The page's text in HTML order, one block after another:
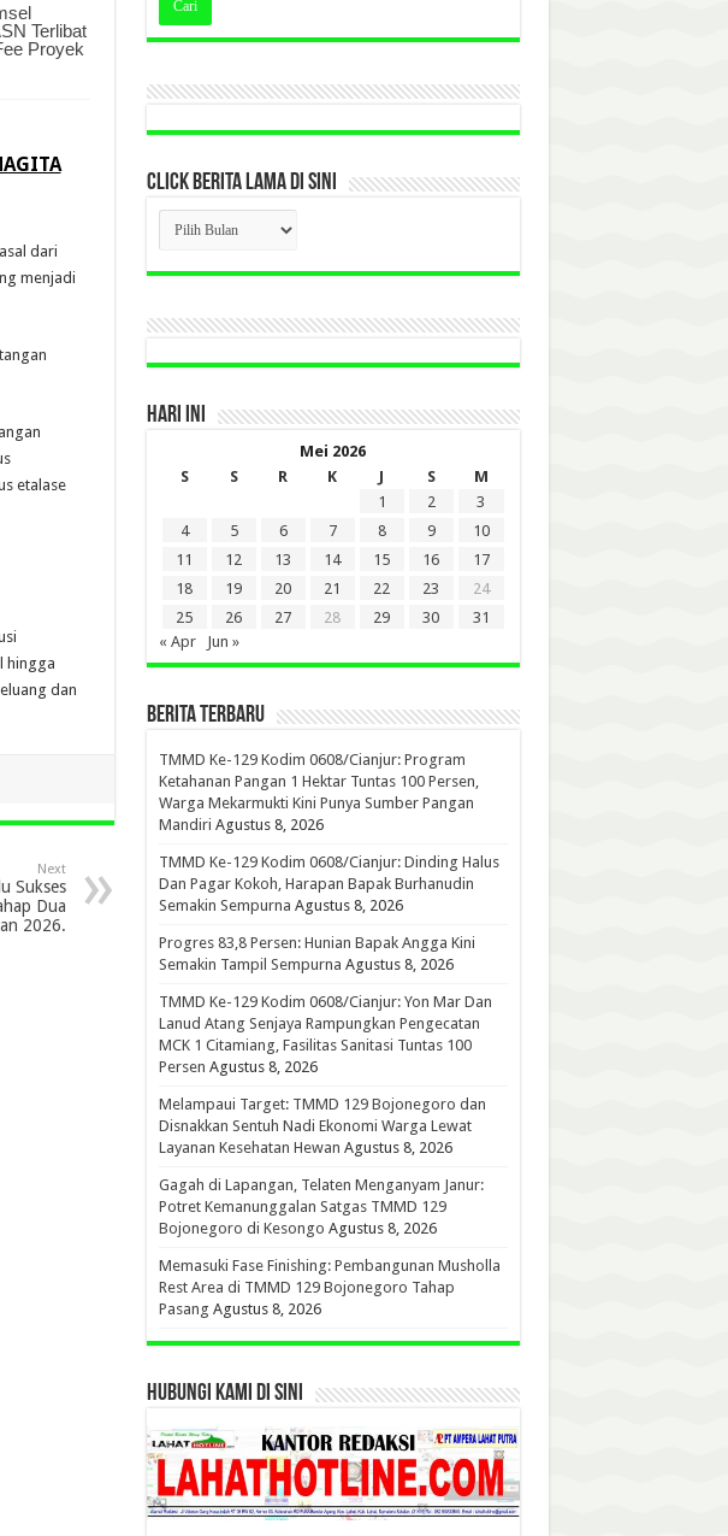
Terlibat
Proyek
dari
menjadi
etalase
hingga
dan
Next
Sukses
Dua
2026.
CLICK BERITA LAMA DI SINI
CLICK
BERITA
LAMA
DI
HARI INI
Mei 2026
S
S R K J S
M
1
2
3
4
5 6 7 8 9
10
11
12 13 14 15 16
17
18
19 20 21 22 23
24
25
26 27 28 29 30
31
« Apr
Jun »
BERITA TERBARU
TMMD Ke-129 Kodim 0608/Cianjur: Program
Ketahanan Pangan 1 Hektar Tuntas 100 Persen,
Warga Mekarmukti Kini Punya Sumber Pangan
Mandiri Agustus 8, 2026
TMMD Ke-129 Kodim 0608/Cianjur: Dinding Halus
Dan Pagar Kokoh, Harapan Bapak Burhanudin
Semakin Sempurna Agustus 8, 2026
Progres 83,8 Persen: Hunian Bapak Angga Kini
Semakin Tampil Sempurna Agustus 8, 2026
TMMD Ke-129 Kodim 0608/Cianjur: Yon Mar Dan
Lanud Atang Senjaya Rampungkan Pengecatan
MCK 1 Citamiang, Fasilitas Sanitasi Tuntas 100
Persen Agustus 8, 2026
Melampaui Target: TMMD 129 Bojonegoro dan
Disnakkan Sentuh Nadi Ekonomi Warga Lewat
Layanan Kesehatan Hewan Agustus 8, 2026
Gagah di Lapangan, Telaten Menganyam Janur:
Potret Kemanunggalan Satgas TMMD 129
Bojonegoro di Kesongo Agustus 8, 2026
Memasuki Fase Finishing: Pembangunan Musholla
Rest Area di TMMD 129 Bojonegoro Tahap
Pasang Agustus 8, 2026
HUBUNGI KAMI DI SINI